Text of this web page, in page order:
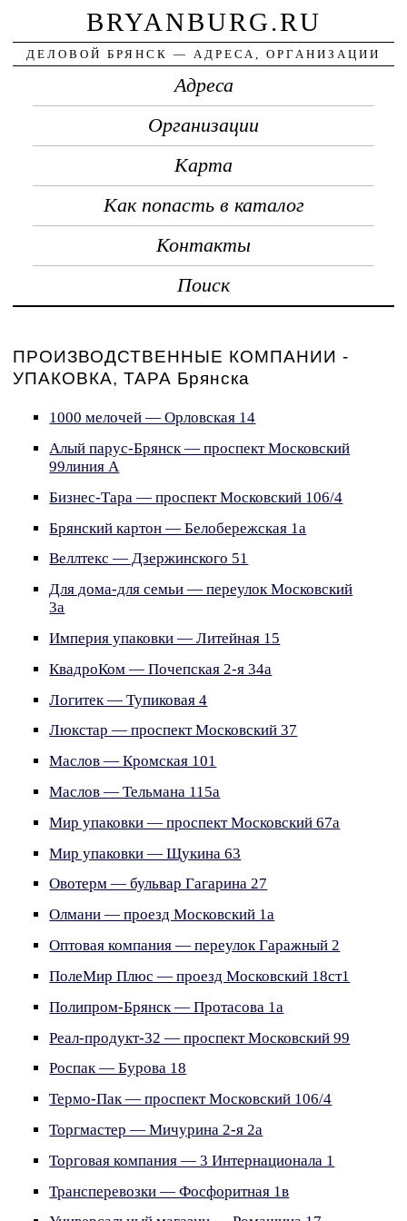
BRYANBURG.RU
ДЕЛОВОЙ БРЯНСК — АДРЕСА, ОРГАНИЗАЦИИ
Адреса
Организации
Карта
Как попасть в каталог
Контакты
Поиск
ПРОИЗВОДСТВЕННЫЕ КОМПАНИИ -
УПАКОВКА, ТАРА Брянска
1000 мелочей — Орловская 14
Алый парус-Брянск — проспект Московский
99линия А
Бизнес-Тара — проспект Московский 106/4
Брянский картон — Белобережская 1а
Веллтекс — Дзержинского 51
Для дома-для семьи — переулок Московский
3а
Империя упаковки — Литейная 15
КвадроКом — Почепская 2-я 34а
Логитек — Тупиковая 4
Люкстар — проспект Московский 37
Маслов — Кромская 101
Маслов — Тельмана 115а
Мир упаковки — проспект Московский 67а
Мир упаковки — Щукина 63
Овотерм — бульвар Гагарина 27
Олмани — проезд Московский 1а
Оптовая компания — переулок Гаражный 2
ПолеМир Плюс — проезд Московский 18ст1
Полипром-Брянск — Протасова 1а
Реал-продукт-32 — проспект Московский 99
Роспак — Бурова 18
Термо-Пак — проспект Московский 106/4
Торгмастер — Мичурина 2-я 2а
Торговая компания — 3 Интернационала 1
Трансперевозки — Фосфоритная 1в